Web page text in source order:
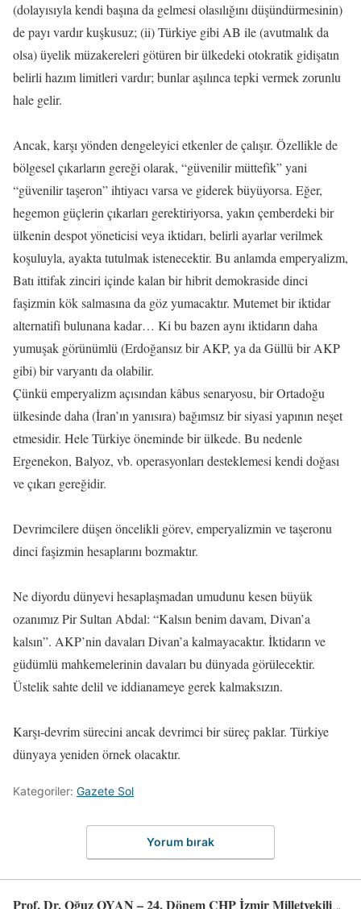
(dolayısıyla kendi başına da gelmesi olasılığını düşündürmesinin)
de payı vardır kuşkusuz; (ii) Türkiye gibi AB ile (avutmalık da
olsa) üyelik müzakereleri götüren bir ülkedeki otokratik gidişatın
belirli hazım limitleri vardır; bunlar aşılınca tepki vermek zorunlu
hale gelir.
Ancak, karşı yönden dengeleyici etkenler de çalışır. Özellikle de
bölgesel çıkarların gereği olarak, “güvenilir müttefik” yani
“güvenilir taşeron” ihtiyacı varsa ve giderek büyüyorsa. Eğer,
hegemon güçlerin çıkarları gerektiriyorsa, yakın çemberdeki bir
ülkenin despot yöneticisi veya iktidarı, belirli ayarlar verilmek
koşuluyla, ayakta tutulmak istenecektir. Bu anlamda emperyalizm,
Batı ittifak zinciri içinde kalan bir hibrit demokraside dinci
faşizmin kök salmasına da göz yumacaktır. Mutemet bir iktidar
alternatifi bulunana kadar… Ki bu bazen aynı iktidarın daha
yumuşak görünümlü (Erdoğansız bir AKP, ya da Güllü bir AKP
gibi) bir varyantı da olabilir.
Çünkü emperyalizm açısından kâbus senaryosu, bir Ortadoğu
ülkesinde daha (İran’ın yanısıra) bağımsız bir siyasi yapının neşet
etmesidir. Hele Türkiye öneminde bir ülkede. Bu nedenle
Ergenekon, Balyoz, vb. operasyonları desteklemesi kendi doğası
ve çıkarı gereğidir.
Devrimcilere düşen öncelikli görev, emperyalizmin ve taşeronu
dinci faşizmin hesaplarını bozmaktır.
Ne diyordu dünyevi hesaplaşmadan umudunu kesen büyük
ozanımız Pir Sultan Abdal: “Kalsın benim davam, Divan’a
kalsın”. AKP’nin davaları Divan’a kalmayacaktır. İktidarın ve
güdümlü mahkemelerinin davaları bu dünyada görülecektir.
Üstelik sahte delil ve iddianameye gerek kalmaksızın.
Karşı-devrim sürecini ancak devrimci bir süreç paklar. Türkiye
dünyaya yeniden örnek olacaktır.
Kategoriler: Gazete Sol
Yorum bırak
Prof. Dr. Oğuz OYAN – 24. Dönem CHP İzmir Milletvekili